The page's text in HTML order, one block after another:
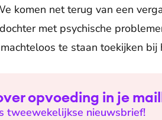
komen net terug van een
met psychische
te staan toekijken
opvoeding in je
tweewekelijkse nieuwsbrief!